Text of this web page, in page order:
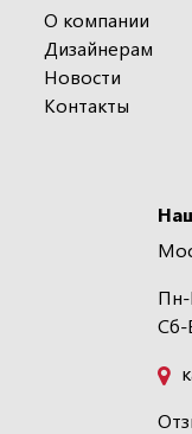
О компании
Дизайнерам
Новости
Контакты
Пн-
Сб-